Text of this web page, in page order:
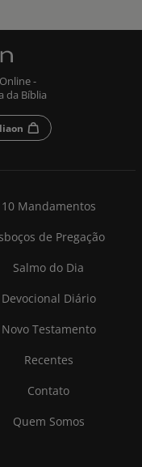
-
da Bíblia
10 Mandamentos
de Pregação
Salmo do Dia
Devocional Diário
Novo Testamento
Recentes
Contato
Quem Somos